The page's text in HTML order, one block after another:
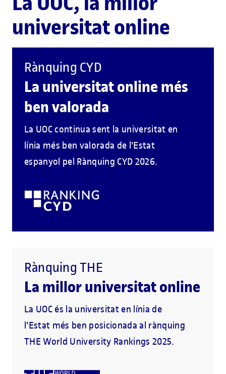
universitat online
Rànquing CYD
La universitat online més
ben valorada
La UOC continua sent la universitat en
línia més ben valorada de l'Estat
espanyol pel Rànquing CYD 2026.
Rànquing THE
La millor universitat online
La UOC és la universitat en línia de
l'Estat més ben posicionada al rànquing
THE World University Rankings 2025.